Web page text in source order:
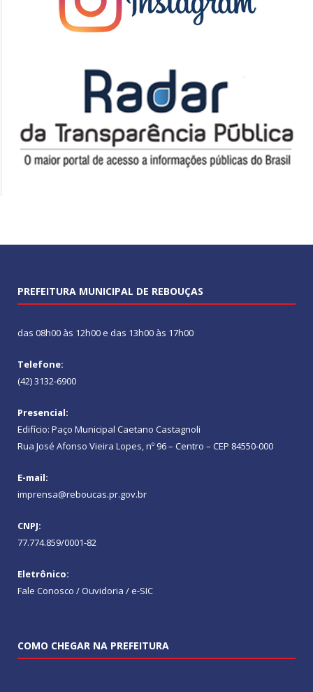
PREFEITURA MUNICIPAL DE REBOUÇAS
das 08h00 às 12h00 e das 13h00 às 17h00
Telefone:
(42) 3132-6900
Presencial:
Edifício: Paço Municipal Caetano Castagnoli
Rua José Afonso Vieira Lopes, nº 96 – Centro – CEP 84550-000
E-mail:
imprensa@reboucas.pr.gov.br
CNPJ:
77.774.859/0001-82
Eletrônico:
Fale Conosco / Ouvidoria / e-SIC
COMO CHEGAR NA PREFEITURA